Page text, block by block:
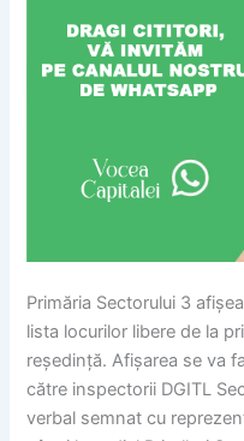
Primăria Sectorului 3
lista locurilor libere de la
reședință. Afișarea se va
către inspectorii DGITL
verbal semnat cu